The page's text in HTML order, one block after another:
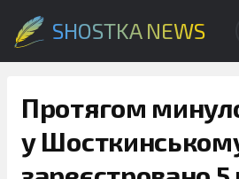
SHOSTKA NEWS
Протягом
у